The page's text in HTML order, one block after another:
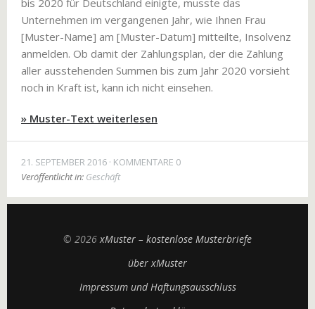
bis 2020 für Deutschland einigte, musste das
Unternehmen im vergangenen Jahr, wie Ihnen Frau
[Muster-Name] am [Muster-Datum] mitteilte, Insolvenz
anmelden. Ob damit der Zahlungsplan, der die Zahlung
aller ausstehenden Summen bis zum Jahr 2020 vorsieht
noch in Kraft ist, kann ich nicht einsehen.
» Muster-Text weiterlesen
21. SEPTEMBER 2016 KOMMENTARE 0
Veröffentlicht in: Geschäft
© 2026xMuster – kostenlose Musterbriefe
über xMuster
Impressum und Haftungsausschluss